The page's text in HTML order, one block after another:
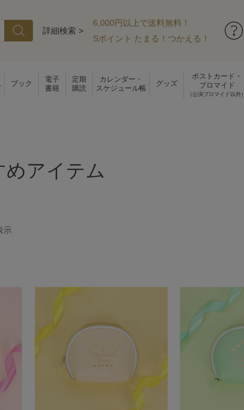
詳細検索 >
6,000円以上で送料無料！
Sポイント たまる！つかえる！
ブック
電子
書籍
定期
購読
カレンダー・
スケジュール帳
グッズ
ポストカード・
ブロマイド
（公演ブロマイド以外）
アイテム
示